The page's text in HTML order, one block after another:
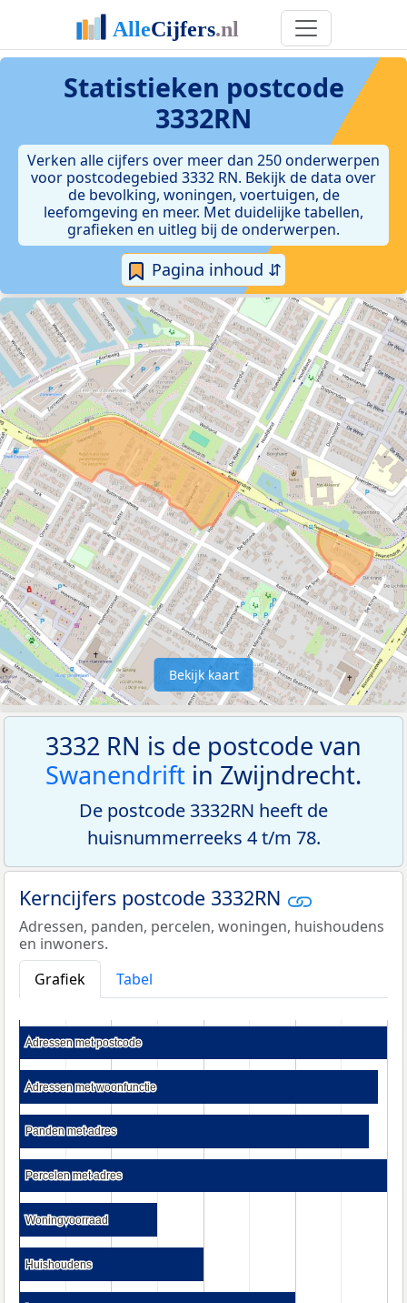
Statistieken postcode
3332RN
Verken alle cijfers over meer dan 250 onderwerpen
voor postcodegebied 3332 RN. Bekijk de data over
de bevolking, woningen, voertuigen, de
leefomgeving en meer. Met duidelijke tabellen,
grafieken en uitleg bij de onderwerpen.
Pagina inhoud ⇵
Bekijk kaart
3332 RN is de postcode van
Swanendrift in Zwijndrecht.
De postcode 3332RN heeft de
huisnummerreeks 4 t/m 78.
Kerncijfers postcode 3332RN
Adressen, panden, percelen, woningen, huishoudens
en inwoners.
Grafiek
Tabel
Adressen met postcode
Adressen met postcode
Adressen met woonfunctie
Adressen met woonfunctie
Panden met adres
Panden met adres
Percelen met adres
Percelen met adres
Woningvoorraad
Woningvoorraad
Huishoudens
Huishoudens